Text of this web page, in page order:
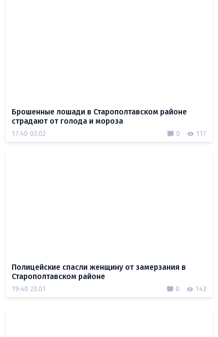
Брошенные лошади в Старополтавском районе
страдают от голода и мороза
17:40 03.02 0 117
Полицейские спасли женщину от замерзания в
Старополтавском районе
19:40 23.01 0 143